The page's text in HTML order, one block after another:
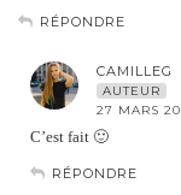
RÉPONDRE
CAMILLEG
AUTEUR
27 MARS
C’est fait 🙂
RÉPONDRE